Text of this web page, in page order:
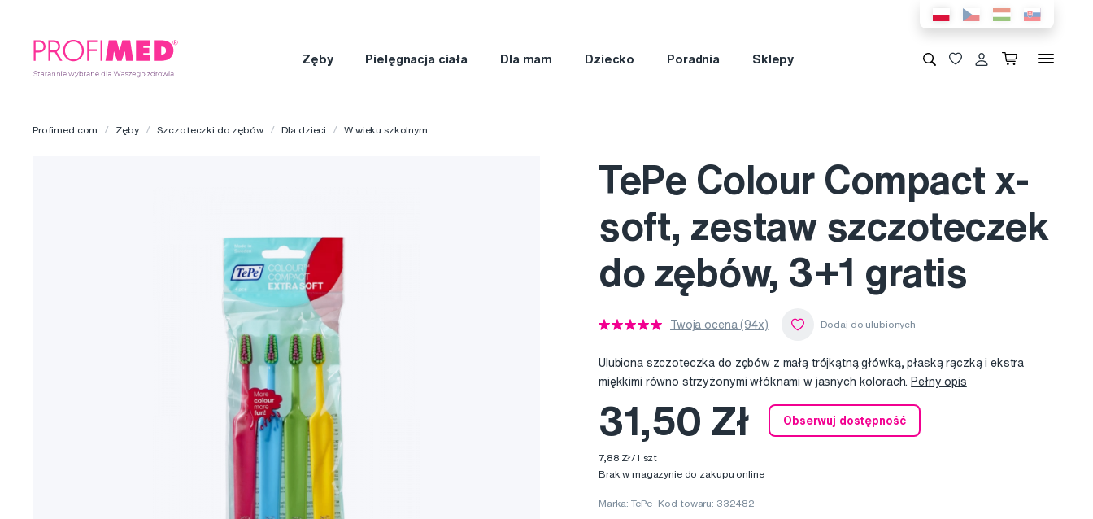
Zęby Pielęgnacja ciała Dla mam Dziecko Poradnia Sklepy
Profimed.com Zęby Szczoteczki do zębów Dla dzieci W wieku szkolnym
TePe Colour Compact x-
soft, zestaw szczoteczek
do zębów, 3+1 gratis
Twoja ocena (94x)
Ulubiona szczoteczka do zębów z małą trójkątną główką, płaską rączką i ekstra
miękkimi równo strzyżonymi włóknami w jasnych kolorach. Pełny opis
31,50 Zł Obserwuj dostępność
7,88 Zł/1 szt
Brak w magazynie do zakupu online
Marka:TePe Kod towaru: 332482